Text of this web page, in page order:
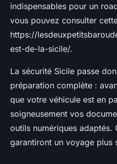
indispensables pour un
vous pouvez consulter
https://
est-de-la-sicile/.
La sécurité Sicile passe
préparation complète :
que votre véhicule est en
soigneusement vos
outils numériques adaptés.
garantiront un voyage plus